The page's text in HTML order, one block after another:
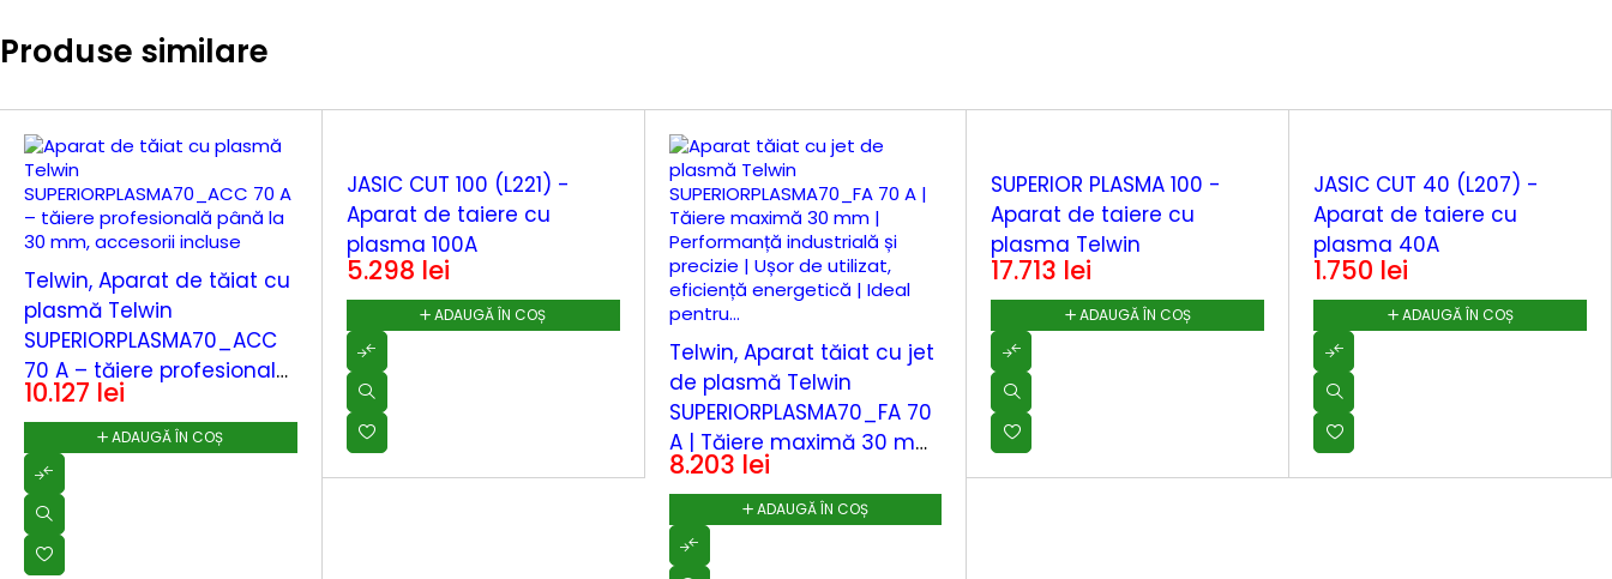
Produse similare
Telwin, Aparat de tăiat cu
plasmă Telwin
SUPERIORPLASMA70_ACC
70 A – tăiere profesională
până la 30 mm, accesorii
incluse
10.127 lei
ADAUGĂ ÎN COȘ
JASIC CUT 100 (L221) -
Aparat de taiere cu
plasma 100A
5.298 lei
ADAUGĂ ÎN COȘ
Telwin, Aparat tăiat cu jet
de plasmă Telwin
SUPERIORPLASMA70_FA 70
A | Tăiere maximă 30 mm
| Performanță industrială
și precizie | Ușor de
utilizat, eficiență
energetică | Ideal pentru...
8.203 lei
ADAUGĂ ÎN COȘ
SUPERIOR PLASMA 100 -
Aparat de taiere cu
plasma Telwin
17.713 lei
ADAUGĂ ÎN COȘ
JASIC CUT 40 (L207) -
Aparat de taiere cu
plasma 40A
1.750 lei
ADAUGĂ ÎN COȘ